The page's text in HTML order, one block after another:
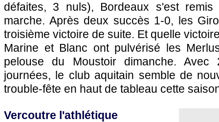
défaites, 3 nuls), Bordeaux s'est
marche. Après deux succès 1-0, les
troisième victoire de suite. Et quelle
Marine et Blanc ont pulvérisé les
pelouse du Moustoir dimanche.
journées, le club aquitain semble de
trouble-fête en haut de tableau cette
Vercoutre l'athlétique